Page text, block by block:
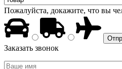
Пожалуйста, докажите, что вы
Заказать звонок